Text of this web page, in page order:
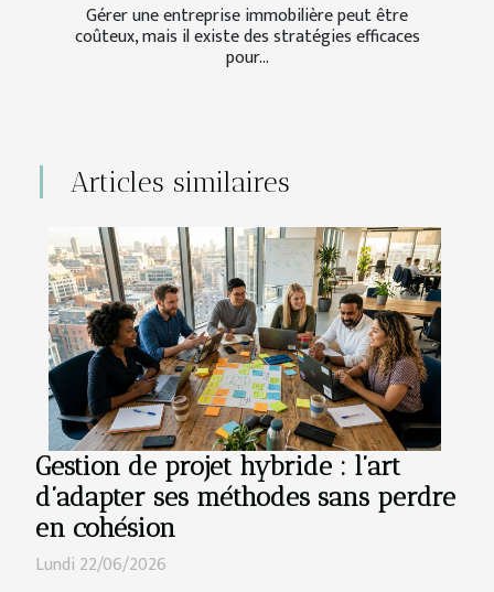
Gérer une entreprise immobilière peut être
coûteux, mais il existe des stratégies efficaces
pour...
Articles similaires
Gestion de projet hybride : l’art
d’adapter ses méthodes sans perdre
en cohésion
Lundi 22/06/2026